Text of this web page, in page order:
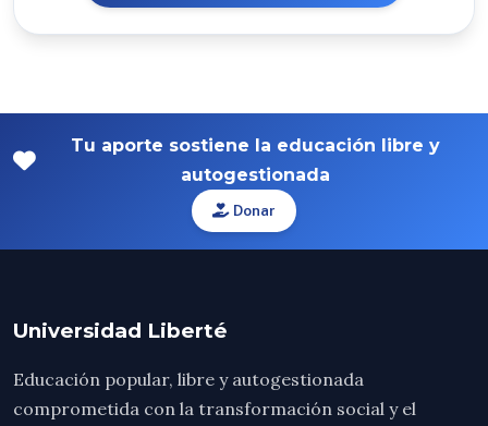
Tu aporte sostiene la educación libre y
autogestionada
Donar
Universidad Liberté
Educación popular, libre y autogestionada
comprometida con la transformación social y el